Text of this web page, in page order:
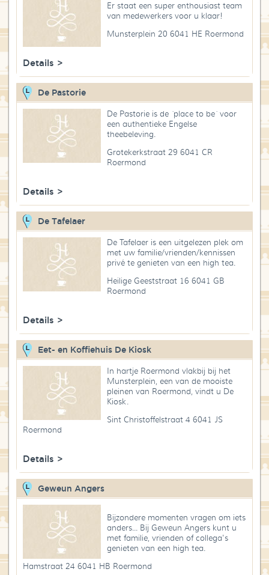
Er staat een super enthousiast team
van medewerkers voor u klaar!
Munsterplein 20 6041 HE Roermond
Details >
De Pastorie
De Pastorie is de ´place to be´ voor
een authentieke Engelse
theebeleving.
Grotekerkstraat 29 6041 CR
Roermond
Details >
De Tafelaer
De Tafelaer is een uitgelezen plek om
met uw familie/vrienden/kennissen
privé te genieten van een high tea.
Heilige Geeststraat 16 6041 GB
Roermond
Details >
Eet- en Koffiehuis De Kiosk
In hartje Roermond vlakbij bij het
Munsterplein, een van de mooiste
pleinen van Roermond, vindt u De
Kiosk.
Sint Christoffelstraat 4 6041 JS
Roermond
Details >
Geweun Angers
Bijzondere momenten vragen om iets
anders... Bij Geweun Angers kunt u
met familie, vrienden of collega's
genieten van een high tea.
Hamstraat 24 6041 HB Roermond